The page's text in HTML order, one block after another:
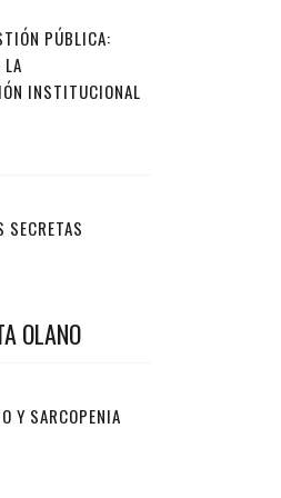
PÚBLICA:
LA
INSTITUCIONAL
SECRETAS
OLANO
Y SARCOPENIA